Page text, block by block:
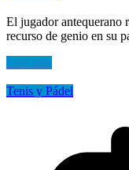
El jugador antequerano
recurso de genio en su
Leer más
Tenis y Pádel